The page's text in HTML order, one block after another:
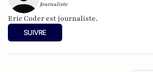
Journaliste
Eric Coder est journaliste.
SUIVRE